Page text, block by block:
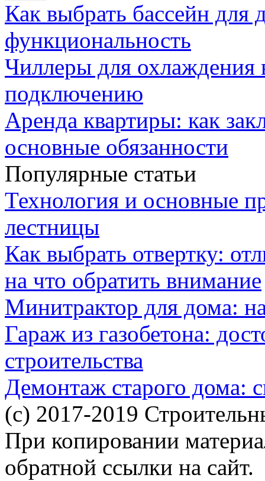
Как выбрать бассейн для
функциональность
Чиллеры для охлаждения
подключению
Аренда квартиры: как
основные обязанности
Популярные статьи
Технология и основные
лестницы
Как выбрать отвертку:
на что обратить внимание
Минитрактор для дома:
Гараж из газобетона:
строительства
Демонтаж старого дома:
(c) 2017-2019
При копировании
обратной ссылки на сайт.